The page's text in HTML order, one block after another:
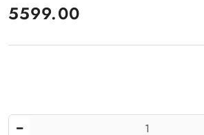
cena:
5599.00